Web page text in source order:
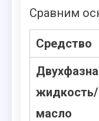
Сравним
Средство
жидкость/
масло